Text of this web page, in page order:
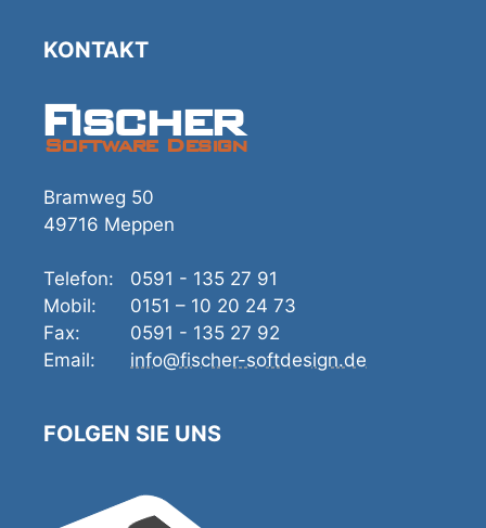
KONTAKT
Fischer
Software Design
Bramweg 50
49716 Meppen
Telefon:
0591 - 135 27 91
Mobil:
0151 – 10 20 24 73
Fax:
0591 - 135 27 92
Email:
info@fischer-softdesign.de
FOLGEN SIE UNS